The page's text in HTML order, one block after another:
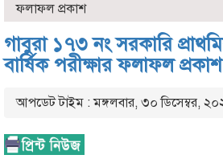
ফলাফল প্রকাশ
গাবুরা ১৭৩ নং সরকারি
বার্ষিক পরীক্ষার ফলাফল প্রকাশ
আপডেট টাইম : মঙ্গলবার, ৩০ ডিসেম্বর,